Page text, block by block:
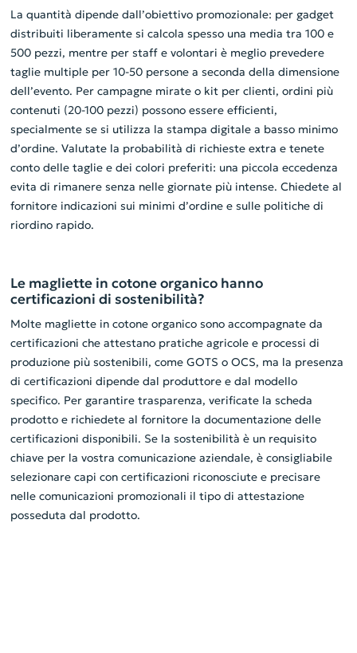
La quantità dipende dall’obiettivo promozionale: per gadget
distribuiti liberamente si calcola spesso una media tra 100 e
500 pezzi, mentre per staff e volontari è meglio prevedere
taglie multiple per 10-50 persone a seconda della dimensione
dell’evento. Per campagne mirate o kit per clienti, ordini più
contenuti (20-100 pezzi) possono essere efficienti,
specialmente se si utilizza la stampa digitale a basso minimo
d’ordine. Valutate la probabilità di richieste extra e tenete
conto delle taglie e dei colori preferiti: una piccola eccedenza
evita di rimanere senza nelle giornate più intense. Chiedete al
fornitore indicazioni sui minimi d’ordine e sulle politiche di
riordino rapido.
Le magliette in cotone organico hanno
certificazioni di sostenibilità?
Molte magliette in cotone organico sono accompagnate da
certificazioni che attestano pratiche agricole e processi di
produzione più sostenibili, come GOTS o OCS, ma la presenza
di certificazioni dipende dal produttore e dal modello
specifico. Per garantire trasparenza, verificate la scheda
prodotto e richiedete al fornitore la documentazione delle
certificazioni disponibili. Se la sostenibilità è un requisito
chiave per la vostra comunicazione aziendale, è consigliabile
selezionare capi con certificazioni riconosciute e precisare
nelle comunicazioni promozionali il tipo di attestazione
posseduta dal prodotto.